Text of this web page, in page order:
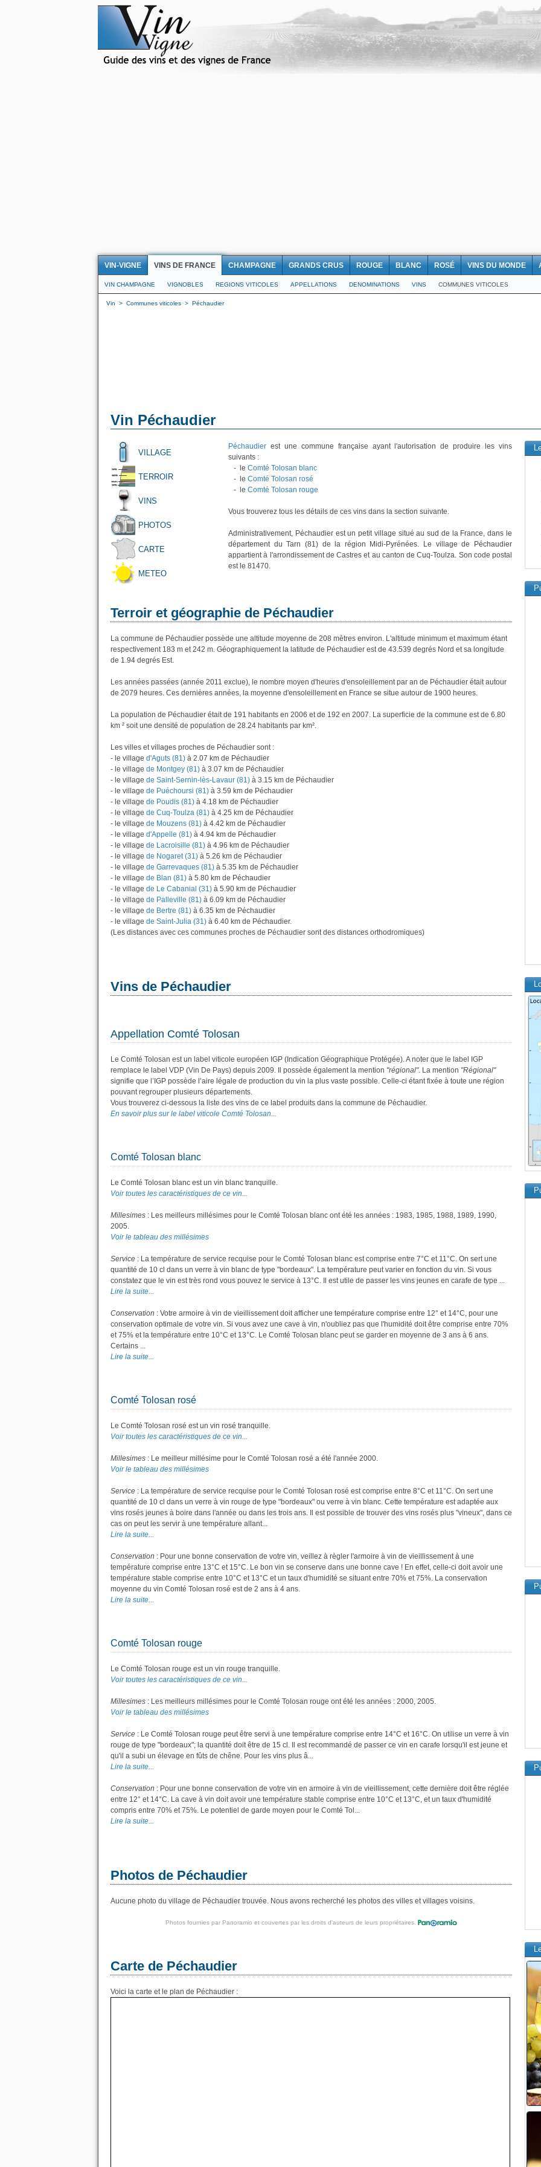
VIN-VIGNE VINS DE FRANCE CHAMPAGNE GRANDS CRUS ROUGE BLANC ROSÉ VINS DU MONDE
VIN CHAMPAGNE VIGNOBLES REGIONS VITICOLES APPELLATIONS DENOMINATIONS VINS COMMUNES VITICOLES
Vin > Communes viticoles > Péchaudier
Vin Péchaudier
VILLAGE
TERROIR
VINS
PHOTOS
CARTE
METEO
Péchaudier est une commune française ayant l'autorisation de produire les vins
suivants :
- le Comté Tolosan blanc
- le Comté Tolosan rosé
- le Comté Tolosan rouge
Vous trouverez tous les détails de ces vins dans la section suivante.
Administrativement, Péchaudier est un petit village situé au sud de la France, dans le
département du Tarn (81) de la région Midi-Pyrénées. Le village de Péchaudier
appartient à l'arrondissement de Castres et au canton de Cuq-Toulza. Son code postal
est le 81470.
Terroir et géographie de Péchaudier
La commune de Péchaudier possède une altitude moyenne de 208 mètres environ. L'altitude minimum et maximum étant
respectivement 183 m et 242 m. Géographiquement la latitude de Péchaudier est de 43.539 degrés Nord et sa longitude
de 1.94 degrés Est.
Les années passées (année 2011 exclue), le nombre moyen d'heures d'ensoleillement par an de Péchaudier était autour
de 2079 heures. Ces dernières années, la moyenne d'ensoleillement en France se situe autour de 1900 heures.
La population de Péchaudier était de 191 habitants en 2006 et de 192 en 2007. La superficie de la commune est de 6.80
km ² soit une densité de population de 28.24 habitants par km².
Les villes et villages proches de Péchaudier sont :
- le village d'Aguts (81) à 2.07 km de Péchaudier
- le village de Montgey (81) à 3.07 km de Péchaudier
- le village de Saint-Sernin-lès-Lavaur (81) à 3.15 km de Péchaudier
- le village de Puéchoursi (81) à 3.59 km de Péchaudier
- le village de Poudis (81) à 4.18 km de Péchaudier
- le village de Cuq-Toulza (81) à 4.25 km de Péchaudier
- le village de Mouzens (81) à 4.42 km de Péchaudier
- le village d'Appelle (81) à 4.94 km de Péchaudier
- le village de Lacroisille (81) à 4.96 km de Péchaudier
- le village de Nogaret (31) à 5.26 km de Péchaudier
- le village de Garrevaques (81) à 5.35 km de Péchaudier
- le village de Blan (81) à 5.80 km de Péchaudier
- le village de Le Cabanial (31) à 5.90 km de Péchaudier
- le village de Palleville (81) à 6.09 km de Péchaudier
- le village de Bertre (81) à 6.35 km de Péchaudier
- le village de Saint-Julia (31) à 6.40 km de Péchaudier.
(Les distances avec ces communes proches de Péchaudier sont des distances orthodromiques)
Vins de Péchaudier
Appellation Comté Tolosan
Le Comté Tolosan est un label viticole européen IGP (Indication Géographique Protégée). A noter que le label IGP
remplace le label VDP (Vin De Pays) depuis 2009. Il possède également la mention "régional". La mention "Régional"
signifie que l’IGP possède l’aire légale de production du vin la plus vaste possible. Celle-ci étant fixée à toute une région
pouvant regrouper plusieurs départements.
Vous trouverez ci-dessous la liste des vins de ce label produits dans la commune de Péchaudier.
En savoir plus sur le label viticole Comté Tolosan...
Comté Tolosan blanc
Le Comté Tolosan blanc est un vin blanc tranquille.
Voir toutes les caractéristiques de ce vin...
Millesimes : Les meilleurs millésimes pour le Comté Tolosan blanc ont été les années : 1983, 1985, 1988, 1989, 1990,
2005.
Voir le tableau des millésimes
Service : La température de service recquise pour le Comté Tolosan blanc est comprise entre 7°C et 11°C. On sert une
quantité de 10 cl dans un verre à vin blanc de type "bordeaux". La température peut varier en fonction du vin. Si vous
constatez que le vin est très rond vous pouvez le service à 13°C. Il est utile de passer les vins jeunes en carafe de type ...
Lire la suite...
Conservation : Votre armoire à vin de vieillissement doit afficher une température comprise entre 12° et 14°C, pour une
conservation optimale de votre vin. Si vous avez une cave à vin, n'oubliez pas que l'humidité doit être comprise entre 70%
et 75% et la température entre 10°C et 13°C. Le Comté Tolosan blanc peut se garder en moyenne de 3 ans à 6 ans.
Certains ...
Lire la suite...
Comté Tolosan rosé
Le Comté Tolosan rosé est un vin rosé tranquille.
Voir toutes les caractéristiques de ce vin...
Millesimes : Le meilleur millésime pour le Comté Tolosan rosé a été l'année 2000.
Voir le tableau des millésimes
Service : La température de service recquise pour le Comté Tolosan rosé est comprise entre 8°C et 11°C. On sert une
quantité de 10 cl dans un verre à vin rouge de type "bordeaux" ou verre à vin blanc. Cette température est adaptée aux
vins rosés jeunes à boire dans l'année ou dans les trois ans. Il est possible de trouver des vins rosés plus "vineux", dans ce
cas on peut les servir à une température allant...
Lire la suite...
Conservation : Pour une bonne conservation de votre vin, veillez à règler l'armoire à vin de vieillissement à une
température comprise entre 13°C et 15°C. Le bon vin se conserve dans une bonne cave ! En effet, celle-ci doit avoir une
température stable comprise entre 10°C et 13°C et un taux d'humidité se situant entre 70% et 75%. La conservation
moyenne du vin Comté Tolosan rosé est de 2 ans à 4 ans.
Lire la suite...
Comté Tolosan rouge
Le Comté Tolosan rouge est un vin rouge tranquille.
Voir toutes les caractéristiques de ce vin...
Millesimes : Les meilleurs millésimes pour le Comté Tolosan rouge ont été les années : 2000, 2005.
Voir le tableau des millésimes
Service : Le Comté Tolosan rouge peut être servi à une température comprise entre 14°C et 16°C. On utilise un verre à vin
rouge de type "bordeaux"; la quantité doit être de 15 cl. Il est recommandé de passer ce vin en carafe lorsqu'il est jeune et
qu'il a subi un élevage en fûts de chêne. Pour les vins plus â...
Lire la suite...
Conservation : Pour une bonne conservation de votre vin en armoire à vin de vieillissement, cette dernière doit être réglée
entre 12° et 14°C. La cave à vin doit avoir une température stable comprise entre 10°C et 13°C, et un taux d'humidité
compris entre 70% et 75%. Le potentiel de garde moyen pour le Comté Tol...
Lire la suite...
Photos de Péchaudier
Aucune photo du village de Péchaudier trouvée. Nous avons recherché les photos des villes et villages voisins.
Photos fournies par Panoramio et couvertes par les droits d'auteurs de leurs propriétaires.
Carte de Péchaudier
Voici la carte et le plan de Péchaudier :